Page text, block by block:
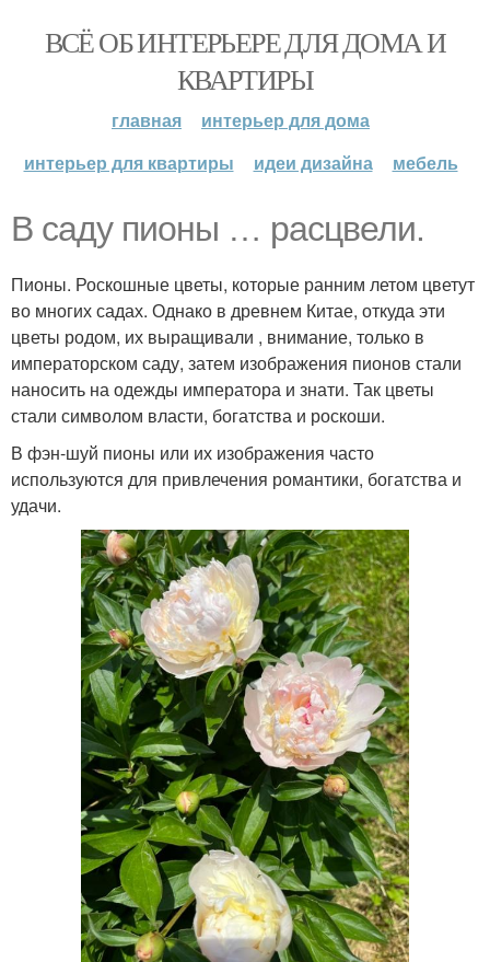
ВСЁ ОБ ИНТЕРЬЕРЕ ДЛЯ ДОМА И
КВАРТИРЫ
главная
интерьер для дома
интерьер для квартиры
идеи дизайна мебель
В саду пионы … расцвели.
Пионы. Роскошные цветы, которые ранним летом цветут
во многих садах. Однако в древнем Китае, откуда эти
цветы родом, их выращивали , внимание, только в
императорском саду, затем изображения пионов стали
наносить на одежды императора и знати. Так цветы
стали символом власти, богатства и роскоши.
В фэн-шуй пионы или их изображения часто
используются для привлечения романтики, богатства и
удачи.